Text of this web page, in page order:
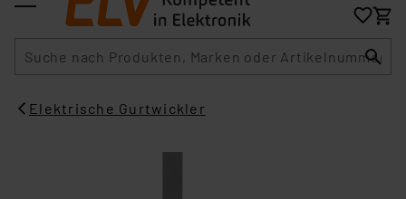
Elektrische Gurtwickler